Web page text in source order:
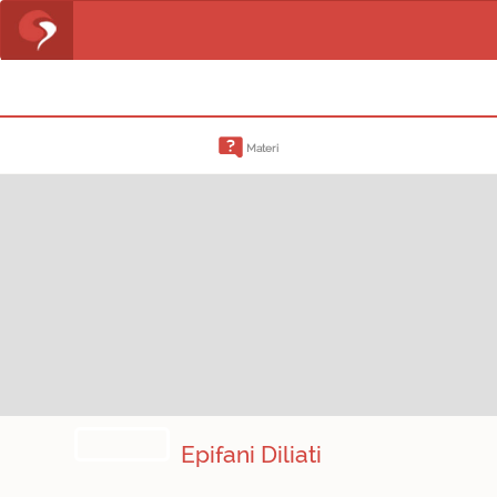
Materi
Epifani Diliati